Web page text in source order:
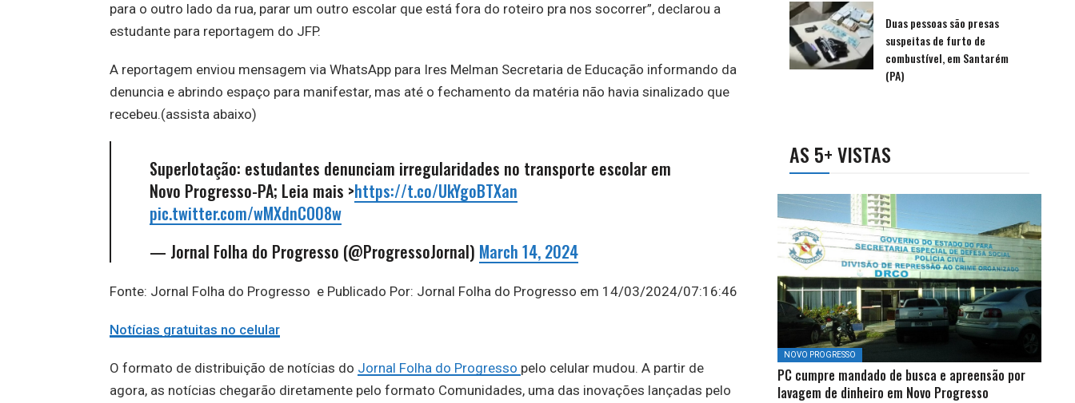
para o outro lado da rua, parar um outro escolar que está fora do roteiro pra nos socorrer”, declarou a
estudante para reportagem do JFP.
A reportagem enviou mensagem via WhatsApp para Ires Melman Secretaria de Educação informando da
denuncia e abrindo espaço para manifestar, mas até o fechamento da matéria não havia sinalizado que
recebeu.(assista abaixo)
Superlotação: estudantes denunciam irregularidades no transporte escolar em
Novo Progresso-PA; Leia mais >https://t.co/UkYgoBTXan
pic.twitter.com/wMXdnCO08w
— Jornal Folha do Progresso (@ProgressoJornal) March 14, 2024
Fonte: Jornal Folha do Progresso e Publicado Por: Jornal Folha do Progresso em 14/03/2024/07:16:46
Notícias gratuitas no celular
O formato de distribuição de notícias do Jornal Folha do Progresso pelo celular mudou. A partir de
agora, as notícias chegarão diretamente pelo formato Comunidades, uma das inovações lançadas pelo
Duas pessoas são presas
suspeitas de furto de
combustível, em Santarém
(PA)
AS 5+ VISTAS
NOVO PROGRESSO
PC cumpre mandado de busca e apreensão por
lavagem de dinheiro em Novo Progresso